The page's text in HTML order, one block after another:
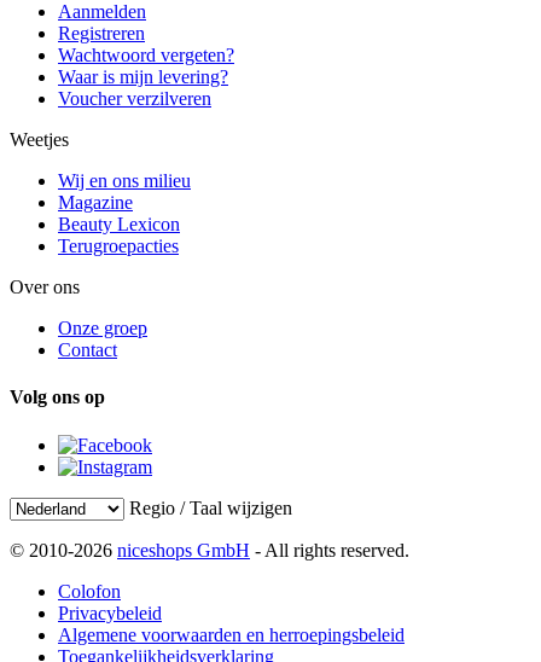
Aanmelden
Registreren
Wachtwoord vergeten?
Waar is mijn levering?
Voucher verzilveren
Weetjes
Wij en ons milieu
Magazine
Beauty Lexicon
Terugroepacties
Over ons
Onze groep
Contact
Volg ons op
Regio / Taal wijzigen
© 2010-2026 niceshops GmbH - All rights reserved.
Colofon
Privacybeleid
Algemene voorwaarden en herroepingsbeleid
Toegankelijkheidsverklaring